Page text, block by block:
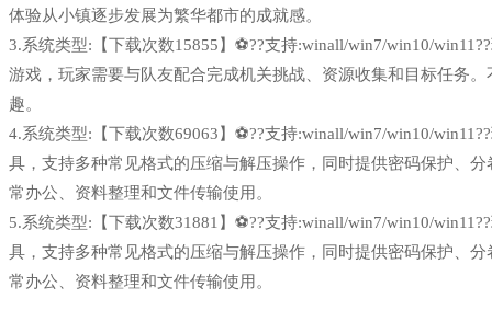
体验从小镇逐步发展为繁华都市的成就感。
3.系统类型:【下载次数15855】⚽??支持:winall/win7/win10/
游戏，玩家需要与队友配合完成机关挑战、资源收集和目标任务
趣。
4.系统类型:【下载次数69063】⚽??支持:winall/win7/win10/
具，支持多种常见格式的压缩与解压操作，同时提供密码保护、
常办公、资料整理和文件传输使用。
5.系统类型:【下载次数31881】⚽??支持:winall/win7/win10/
具，支持多种常见格式的压缩与解压操作，同时提供密码保护、
常办公、资料整理和文件传输使用。